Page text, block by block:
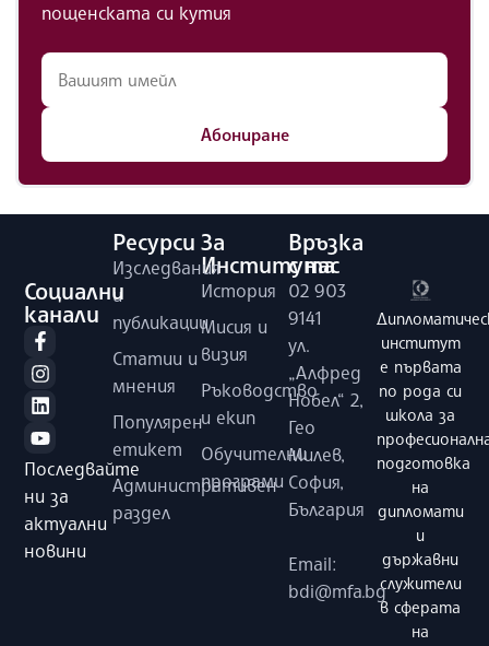
пощенската си кутия
Абониране
институт
е първата
по рода си
школа за
подготовка
на
дипломати
и
държавни
служители
в сферата
на
За
Института
История
Мисия и
визия
Ръководство
и екип
Обучителни
програми
Ресурси
Изследвания
и
публикации
Статии и
мнения
Популярен
етикет
Административен
раздел
Връзка
с нас
02 903
9141
ул.
„Алфред
Нобел“ 2,
Гео
Милев,
София,
България
Email:
bdi@mfa.bg
Социални
канали
Последвайте
ни за
актуални
новини